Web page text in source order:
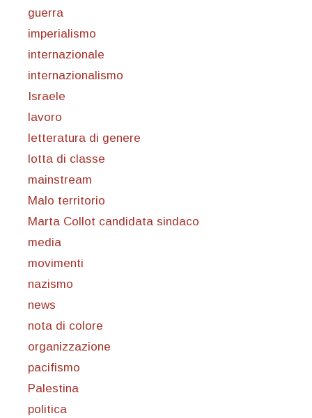
guerra
imperialismo
internazionale
internazionalismo
Israele
lavoro
letteratura di genere
lotta di classe
mainstream
Malo territorio
Marta Collot candidata sindaco
media
movimenti
nazismo
news
nota di colore
organizzazione
pacifismo
Palestina
politica